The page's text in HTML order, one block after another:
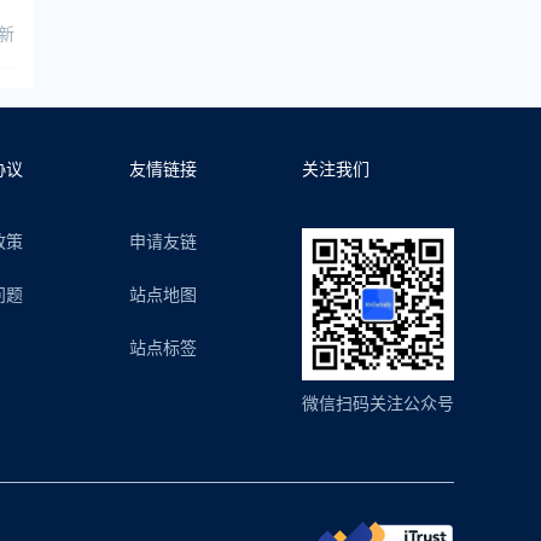
议
策
题
友情链接
申请友链
站点地图
站点标签
关注我们
微信扫码关注公众号